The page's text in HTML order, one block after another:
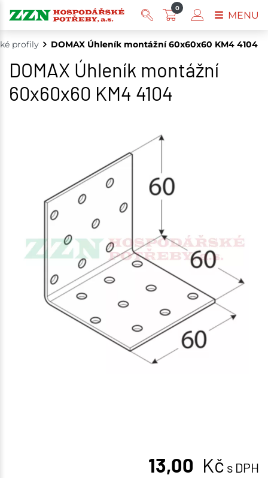
profily DOMAX Úhleník montážní 60x60x60 KM4 4104
DOMAX Úhleník montážní
60x60x60 KM4 4104
13,00 Kč s DPH
0
MENU